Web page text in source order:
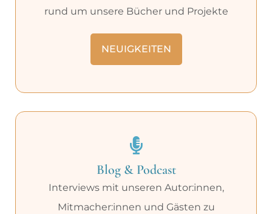
rund um unsere Bücher und Projekte
NEUIGKEITEN
Blog & Podcast
Interviews mit unseren Autor:innen,
Mitmacher:innen und Gästen zu